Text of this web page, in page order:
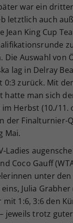
war ein
letztlich auch
King Cup
Auswahl von
lag in Delray
zurück. Mit
hatte man sich
Herbst (10./11.
der Finalturnier-
Mai.
Ladies
Coco Gauff
unter
Julia Grabher
1:6, 3:6 den
jeweils trotz